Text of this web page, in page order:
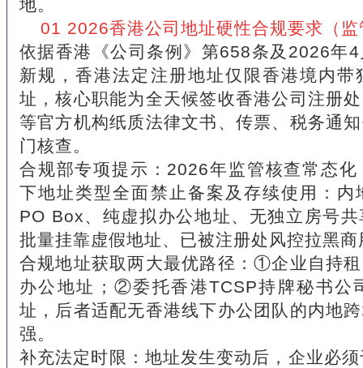
地。
01 2026香港公司地址硬性合规要求（
依据香港《公司条例》第658条及2026年
新规，香港法定注册地址仅限香港境内
址，核心职能为全天候签收香港公司注册
等官方机构纸质法律文书、传票、税务通
门核查。
合规部专项提示：2026年监管核查常态
下地址类型全面禁止备案及存续使用：内
PO Box、纯虚拟办公地址、无独立房号
批量挂靠虚假地址、已被注册处风控拉黑商
合规地址获取两大最优路径：①企业自持
办公地址；②委托香港TCSP持牌秘书公
址，后者适配无香港线下办公团队的内地
强。
补充法定时限：地址发生变动后，企业必